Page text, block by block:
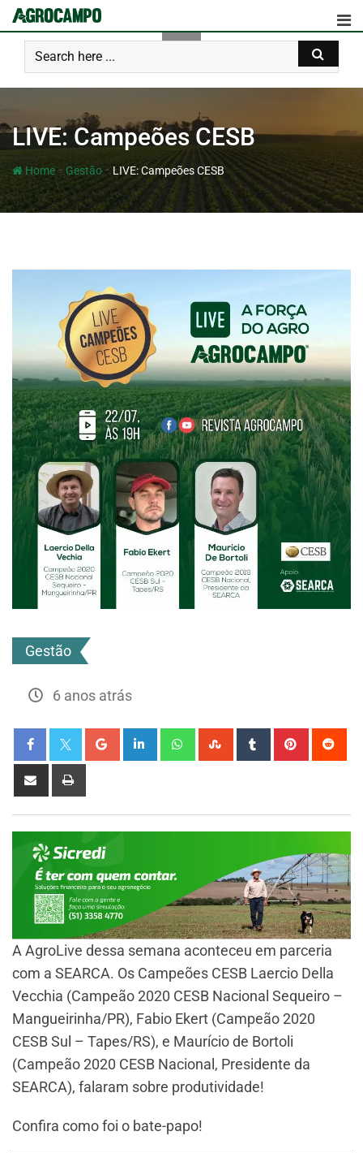
LIVE: Campeões CESB
Home- Gestão - LIVE: Campeões CESB
Gestão
6 anos atrás
A AgroLive dessa semana aconteceu em parceria
com a SEARCA. Os Campeões CESB Laercio Della
Vecchia (Campeão 2020 CESB Nacional Sequeiro –
Mangueirinha/PR), Fabio Ekert (Campeão 2020
CESB Sul – Tapes/RS), e Maurício de Bortoli
(Campeão 2020 CESB Nacional, Presidente da
SEARCA), falaram sobre produtividade!
Confira como foi o bate-papo!